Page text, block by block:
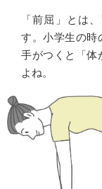
「前屈」とは
す。小学生の時
手がつくと「体
よね。